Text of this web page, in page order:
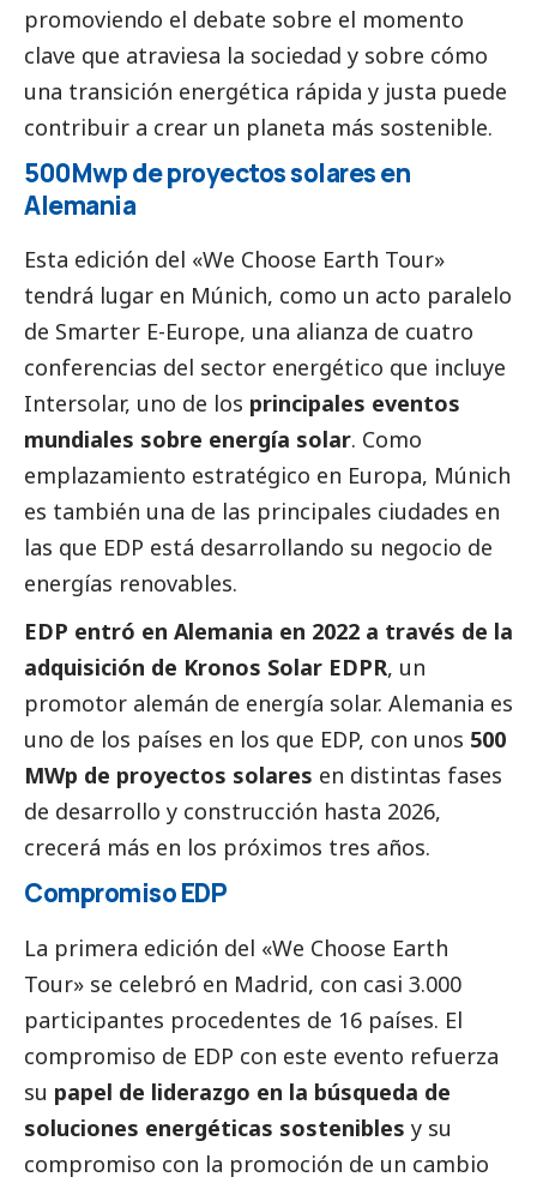
promoviendo el debate sobre el momento
clave que atraviesa la sociedad y sobre cómo
una transición energética rápida y justa puede
contribuir a crear un planeta más sostenible.
500Mwp de proyectos solares en
Alemania
Esta edición del «We Choose Earth Tour»
tendrá lugar en Múnich, como un acto paralelo
de Smarter E-Europe, una alianza de cuatro
conferencias del sector energético que incluye
Intersolar, uno de los principales eventos
mundiales sobre energía solar. Como
emplazamiento estratégico en Europa, Múnich
es también una de las principales ciudades en
las que EDP está desarrollando su negocio de
energías renovables.
EDP entró en Alemania en 2022 a través de la
adquisición de Kronos Solar EDPR, un
promotor alemán de energía solar. Alemania es
uno de los países en los que EDP, con unos 500
MWp de proyectos solares en distintas fases
de desarrollo y construcción hasta 2026,
crecerá más en los próximos tres años.
Compromiso EDP
La primera edición del «We Choose Earth
Tour» se celebró en Madrid, con casi 3.000
participantes procedentes de 16 países. El
compromiso de EDP con este evento refuerza
su papel de liderazgo en la búsqueda de
soluciones energéticas sostenibles y su
compromiso con la promoción de un cambio